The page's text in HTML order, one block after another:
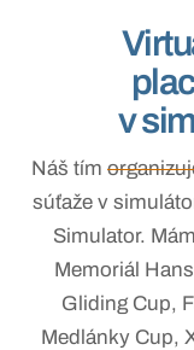
v
Náš tím
súťaže v
Simulator.
Memoriál
Gliding Cup,
Medlánky Cup,